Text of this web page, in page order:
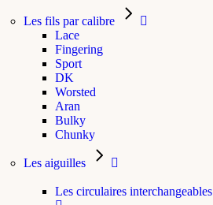
Les fils par calibre
Lace
Fingering
Sport
DK
Worsted
Aran
Bulky
Chunky
Les aiguilles
Les circulaires interchangeables